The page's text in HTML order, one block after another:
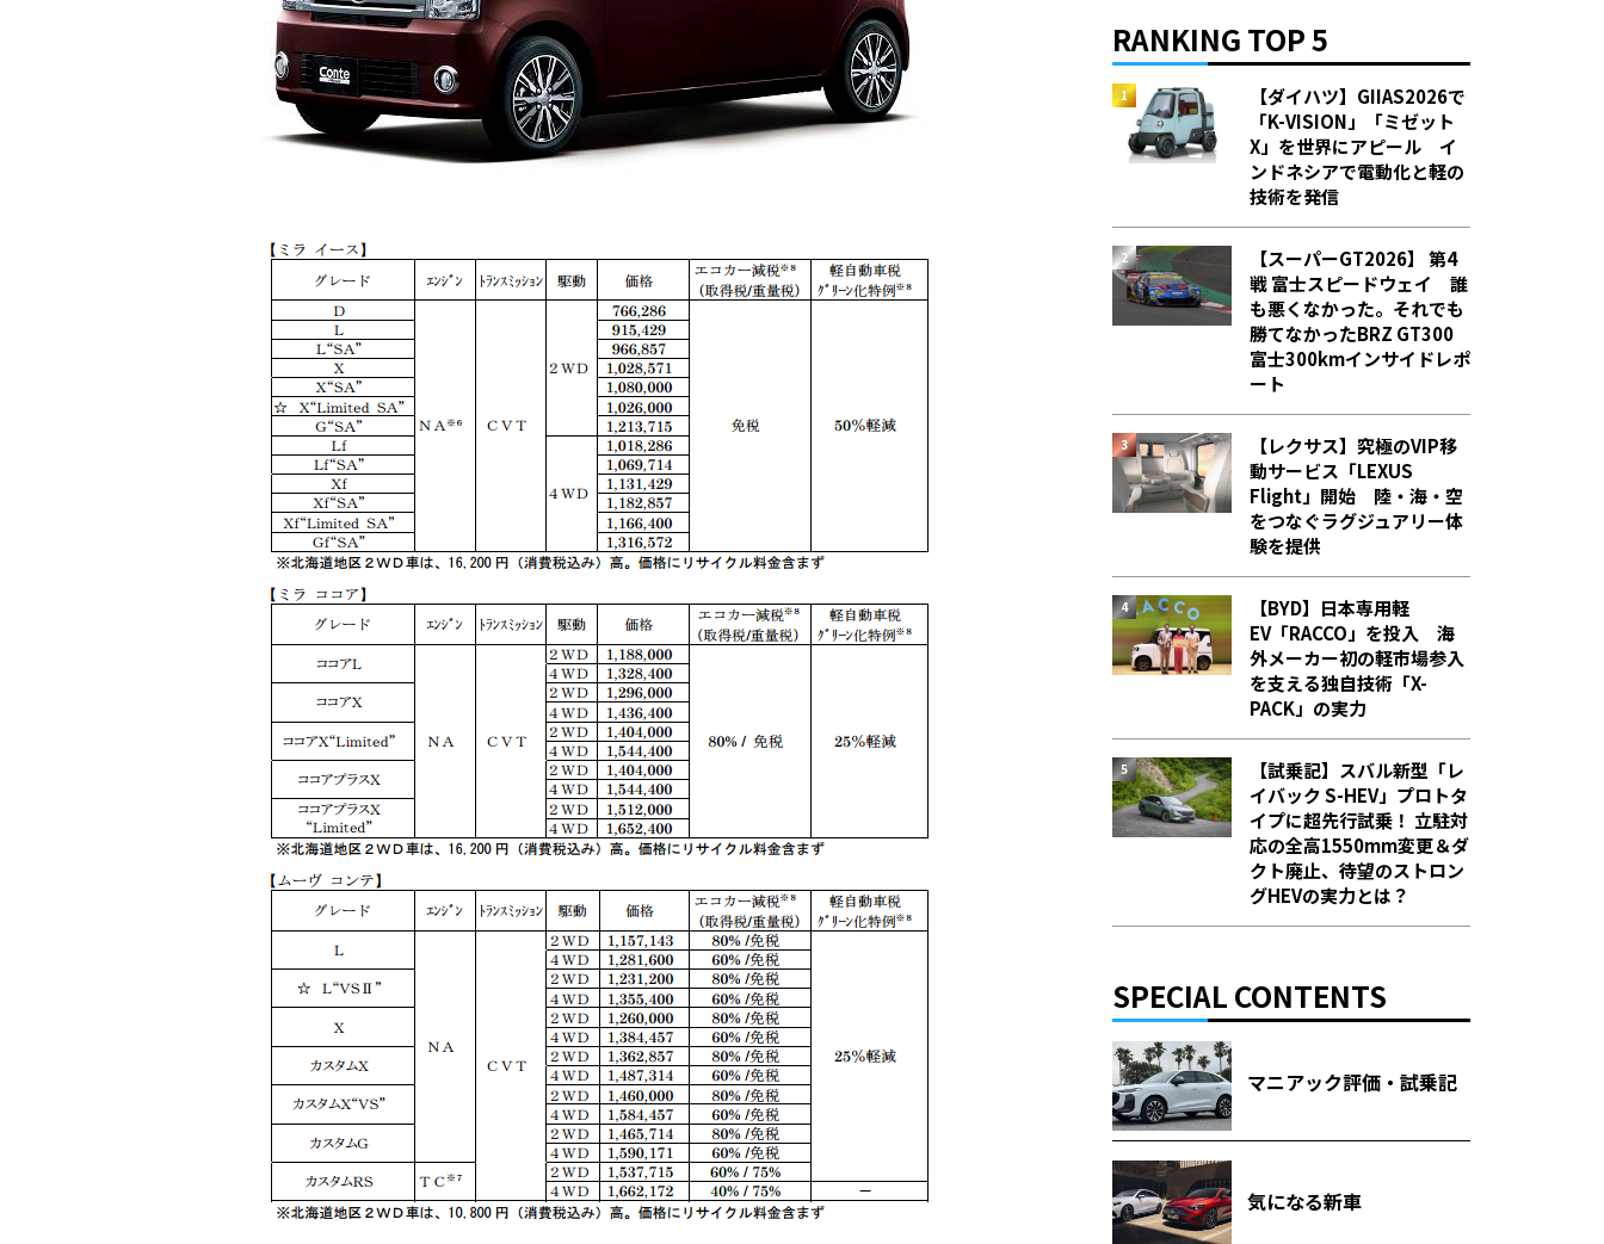
RANKING TOP 5
【ダイハツ】GIIAS2026で
「K-VISION」「ミゼット
X」を世界にアピール イ
ンドネシアで電動化と軽の
技術を発信
【スーパーGT2026】 第4
戦 富士スピードウェイ 誰
も悪くなかった。それでも
勝てなかった――BRZ GT300
富士300kmインサイドレポ
ート
【レクサス】究極のVIP移
動サービス「LEXUS
Flight」開始 陸・海・空
をつなぐラグジュアリー体
験を提供
【BYD】日本専用軽
EV「RACCO」を投入 海
外メーカー初の軽市場参入
を支える独自技術「X-
PACK」の実力
【試乗記】スバル新型「レ
イバック S-HEV」プロトタ
イプに超先行試乗！ 立駐対
応の全高1550mm変更＆ダ
クト廃止、待望のストロン
グHEVの実力とは？
SPECIAL CONTENTS
マニアック評価・試乗記
気になる新車